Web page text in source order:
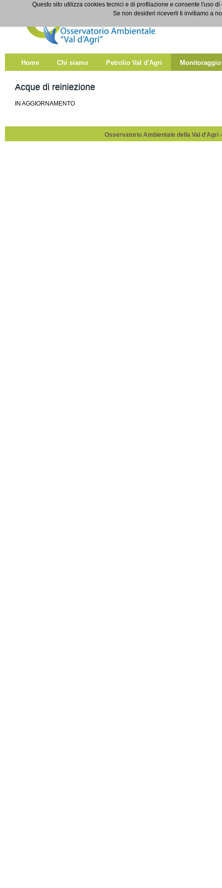
Salta al contenuto
Acque di reiniezione
Home Chi siamo Petrolio Val d'Agri Monitoraggio
Acque di reiniezione
IN AGGIORNAMENTO
Osservatorio Ambientale della Val d'Agri
Questo sito utilizza cookies tecnici e di profilazione e consente l'uso
Se non desideri riceverli ti invitiamo a